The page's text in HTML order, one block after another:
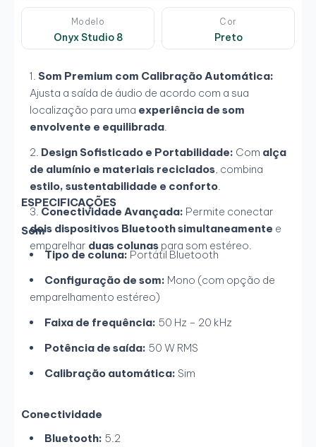
Modelo
Onyx Studio 8
Cor
Preto
Som Premium com Calibração Automática:
Ajusta a saída de áudio de acordo com a sua
localização para uma experiência de som
envolvente e equilibrada.
Design Sofisticado e Portabilidade: Com alça
de alumínio e materiais reciclados, combina
estilo, sustentabilidade e conforto.
Conectividade Avançada: Permite conectar
dois dispositivos Bluetooth simultaneamente e
emparelhar duas colunas para som estéreo.
ESPECIFICAÇÕES
Som
Tipo de coluna: Portátil Bluetooth
Configuração de som: Mono (com opção de
emparelhamento estéreo)
Faixa de frequência: 50 Hz – 20 kHz
Potência de saída: 50 W RMS
Calibração automática: Sim
Conectividade
Bluetooth: 5.2